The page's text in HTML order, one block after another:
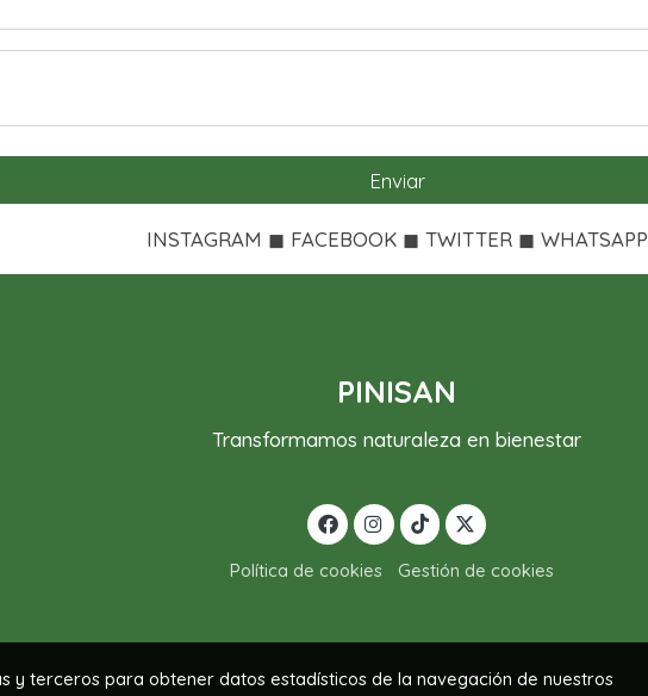
Enviar
INSTAGRAM ◼ FACEBOOK ◼ TWITTER ◼ WHATSAPP
PINISAN
Transformamos naturaleza en bienestar
Política de cookies Gestión de cookies
y terceros para obtener datos estadísticos de la navegación de nuestros